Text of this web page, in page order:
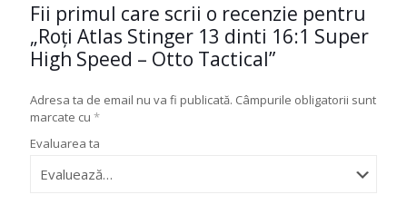
Fii primul care scrii o recenzie pentru
„Roți Atlas Stinger 13 dinti 16:1 Super
High Speed – Otto Tactical”
Adresa ta de email nu va fi publicată. Câmpurile obligatorii sunt
marcate cu *
Evaluarea ta